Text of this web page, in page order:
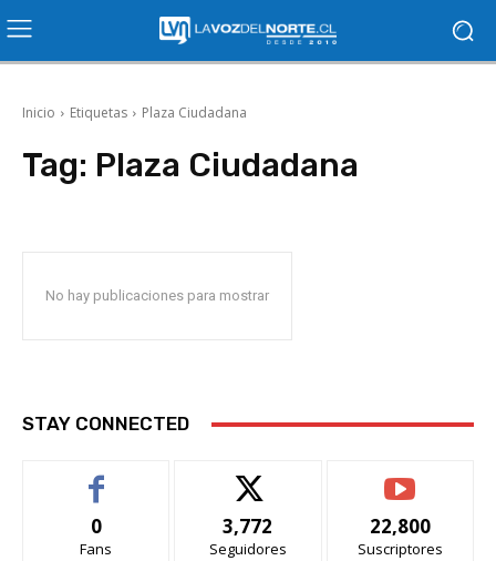
Inicio Etiquetas Plaza Ciudadana
Tag: Plaza Ciudadana
No hay publicaciones para mostrar
STAY CONNECTED
0
Fans
3,772
Seguidores
22,800
Suscriptores